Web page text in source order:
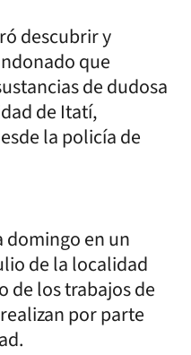
descubrir y
que
de dudosa
de Itatí,
la policía de
domingo en un
de la localidad
de los trabajos de
por parte